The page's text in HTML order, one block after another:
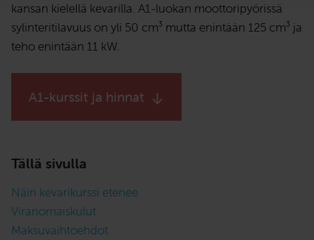
kansan kielellä kevarilla. A1-luokan moottoripyörissä
sylinteritilavuus on yli 50 cm³ mutta enintään 125 cm³ ja
teho enintään 11 kW.
A1-kurssit ja hinnat
Tällä sivulla
Näin kevarikurssi etenee
Viranomaiskulut
Maksuvaihtoehdot